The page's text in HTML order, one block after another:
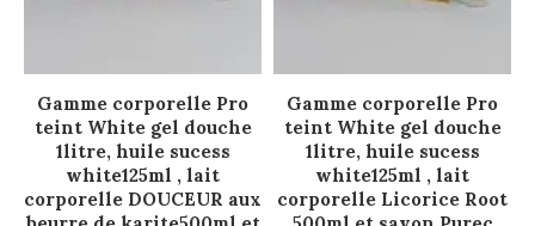
AJOUTER AU PANIER
Gamme corporelle Pro
teint White gel douche
1litre, huile sucess
white125ml , lait
corporelle DOUCEUR aux
AJOUTER AU PANIER
Gamme corporelle Pro
teint White gel douche
1litre, huile sucess
white125ml , lait
corporelle Licorice Root